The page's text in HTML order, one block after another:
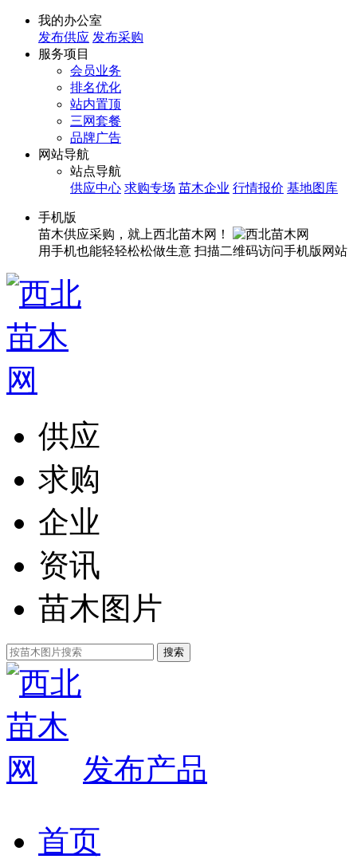
我的办公室
发布供应 发布采购
服务项目
会员业务
排名优化
站内置顶
三网套餐
品牌广告
网站导航
站点导航
供应中心 求购专场 苗木企业 行情报价 基地图库
手机版
苗木供应采购，就上西北苗木网！
用手机也能轻轻松松做生意 扫描二维码访问手机版网站
供应
求购
企业
资讯
苗木图片
发布产品
首页